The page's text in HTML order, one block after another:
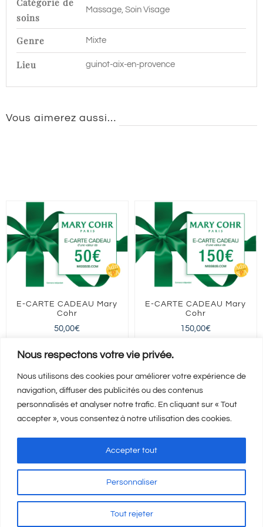
Nous respectons votre vie privée.
Nous utilisons des cookies pour améliorer votre expérience de
navigation, diffuser des publicités ou des contenus
personnalisés et analyser notre trafic. En cliquant sur « Tout
accepter », vous consentez à notre utilisation des cookies.
Personnaliser
Tout rejeter
Accepter tout
Provence
Catégorie de
soins
Massage, Soin Visage
Genre Mixte
Lieu guinot-aix-en-provence
Vous aimerez aussi…
E-CARTE CADEAU Mary
Cohr
50,00€
FRANCE entière
Ajouter au panier
Détails
E-CARTE CADEAU Mary
Cohr
150,00€
Ajouter au panier
Détails
Mentions Légales-CGV-A propos© Copyright2026 | Visicod -
Agence de communication Auxerre